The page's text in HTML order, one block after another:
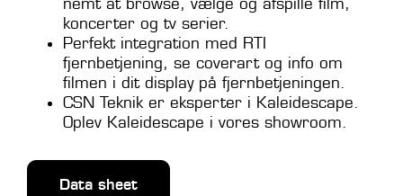
nemt at browse, vælge og afspille film,
koncerter og tv serier.
Perfekt integration med RTI
fjernbetjening, se coverart og info om
filmen i dit display på fjernbetjeningen.
CSN Teknik er eksperter i Kaleidescape.
Oplev Kaleidescape i vores showroom.
Data sheet